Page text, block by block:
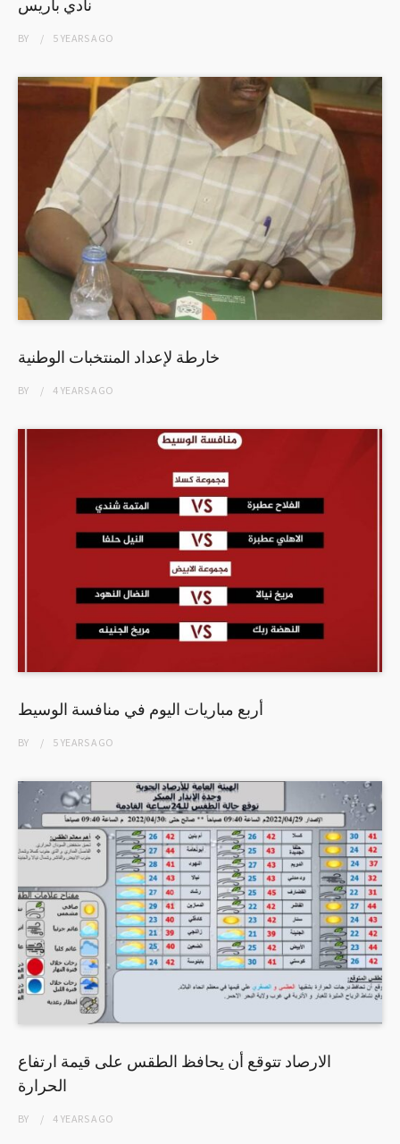
نادي باريس
BY 5 YEARSAGO
خارطة لإعداد المنتخبات الوطنية
BY 4 YEARSAGO
أربع مباريات اليوم في منافسة الوسيط
BY 5 YEARSAGO
الارصاد تتوقع أن يحافظ الطقس على قيمة ارتفاع
الحرارة
BY 4 YEARSAGO